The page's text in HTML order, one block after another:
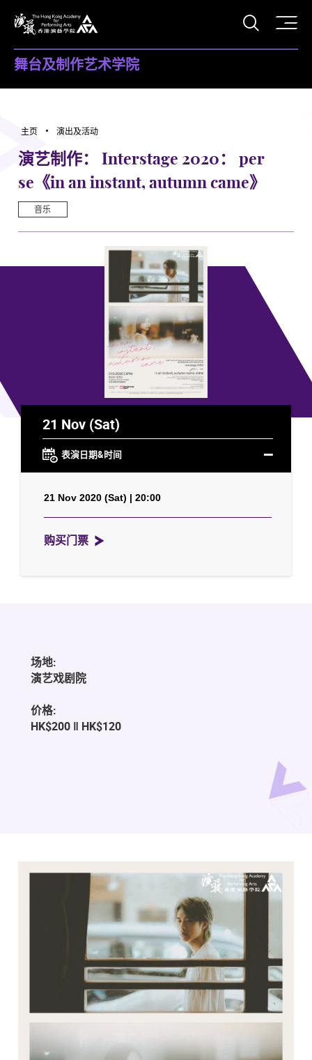
打开
舞台及制作艺术学院
主页 演出及活动
演艺制作： Interstage 2020： per
se《in an instant, autumn came》
音乐
21 Nov (Sat)
表演日期&时间
21 Nov 2020 (Sat) | 20:00
购买门票
场地:
演艺戏剧院
价格:
HK$200 ‖ HK$120